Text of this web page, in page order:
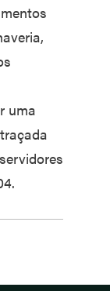
uma